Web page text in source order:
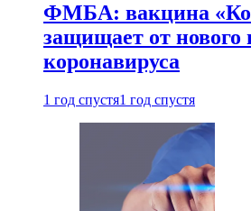
ФМБА: вакцина
защищает от нового
коронавируса
1 год спустя1 год спустя